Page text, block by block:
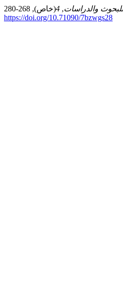
والدراسات,
4
https://doi.org/10.71090/7bzwgs28